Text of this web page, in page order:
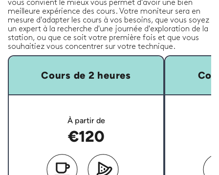
vous convient le mieux vous permet d'avoir une bien
meilleure expérience des cours. Votre moniteur sera en
mesure d'adapter les cours à vos besoins, que vous soyez
un expert à la recherche d'une journée d'exploration de la
station, ou que ce soit votre première fois et que vous
souhaitiez vous concentrer sur votre technique.
Cours de 2 heures
À partir de
€120